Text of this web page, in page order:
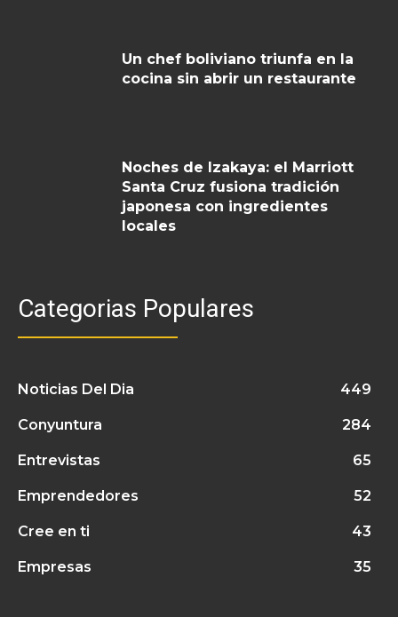
Un chef boliviano triunfa en la
cocina sin abrir un restaurante
Noches de Izakaya: el Marriott
Santa Cruz fusiona tradición
japonesa con ingredientes
locales
Categorias Populares
Noticias Del Dia 449
Conyuntura 284
Entrevistas 65
Emprendedores 52
Cree en ti 43
Empresas 35